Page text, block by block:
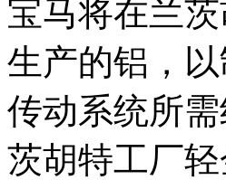
宝马将在兰
生产的铝，
传动系统所
茨胡特工厂